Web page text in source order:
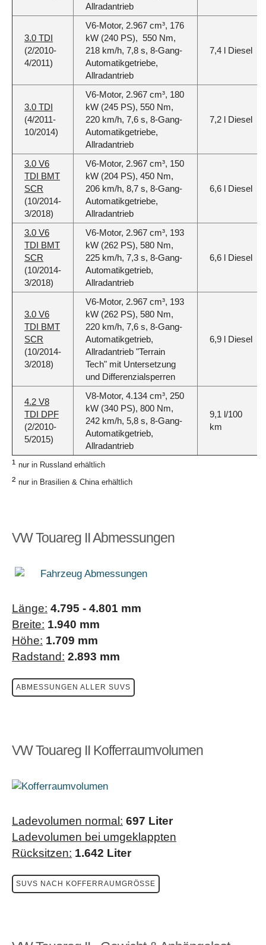
Allradantrieb
3.0 TDI
(2/2010-
4/2011)
V6-Motor, 2.967 cm³, 176
kW (240 PS), 550 Nm,
218 km/h, 7,8 s, 8-Gang-
Automatikgetriebe,
Allradantrieb
7,4 l Diesel
3.0 TDI
(4/2011-
10/2014)
V6-Motor, 2.967 cm³, 180
kW (245 PS), 550 Nm,
220 km/h, 7,6 s, 8-Gang-
Automatikgetriebe,
Allradantrieb
7,2 l Diesel
3.0 V6
TDI BMT
SCR
(10/2014-
3/2018)
V6-Motor, 2.967 cm³, 150
kW (204 PS), 450 Nm,
206 km/h, 8,7 s, 8-Gang-
Automatikgetriebe,
Allradantrieb
6,6 l Diesel
3.0 V6
TDI BMT
SCR
(10/2014-
3/2018)
V6-Motor, 2.967 cm³, 193
kW (262 PS), 580 Nm,
225 km/h, 7,3 s, 8-Gang-
Automatikgetrieb,
Allradantrieb
6,6 l Diesel
3.0 V6
TDI BMT
SCR
(10/2014-
3/2018)
V6-Motor, 2.967 cm³, 193
kW (262 PS), 580 Nm,
220 km/h, 7,6 s, 8-Gang-
Automatikgetrieb,
Allradantrieb "Terrain
Tech" mit Untersetzung
und Differenzialsperren
6,9 l Diesel
4.2 V8
TDI DPF
(2/2010-
5/2015)
V8-Motor, 4.134 cm³, 250
kW (340 PS), 800 Nm,
242 km/h, 5,8 s, 8-Gang-
Automatikgetrieb,
Allradantrieb
9,1 l/100
km
¹ nur in Russland erhältlich
² nur in Brasilien & China erhältlich
VW Touareg II Abmessungen
Länge: 4.795 - 4.801 mm
Breite: 1.940 mm
Höhe: 1.709 mm
Radstand: 2.893 mm
ABMESSUNGEN ALLER SUVS
VW Touareg II Kofferraumvolumen
Ladevolumen normal: 697 Liter
Ladevolumen bei umgeklappten
Rücksitzen: 1.642 Liter
SUVS NACH KOFFERRAUMGRÖSSE